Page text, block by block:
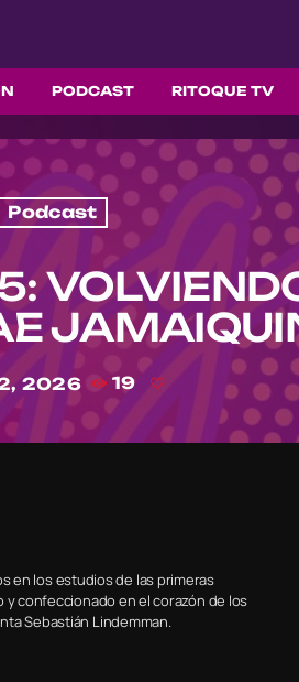
PODCAST RITOQUE TV
Podcast
2026 19
en los estudios de las primeras
y confeccionado en el corazón de los
Sebastián Lindemman.